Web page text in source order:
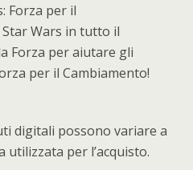
Forza per il
Wars in tutto il
Forza per aiutare gli
per il Cambiamento!
digitali possono variare a
per l’acquisto.